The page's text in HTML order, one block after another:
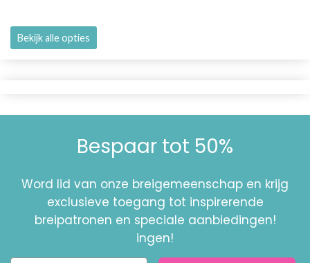
Bekijk alle opties
Bespaar tot 50%
Word lid van onze breigemeenschap en krijg
exclusieve toegang tot inspirerende
breipatronen en speciale aanbiedingen!
ingen!